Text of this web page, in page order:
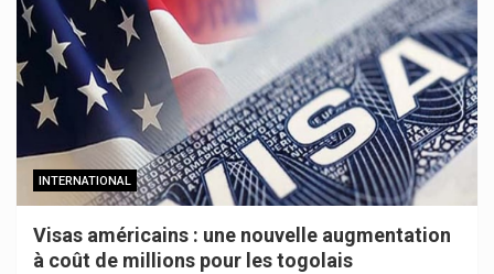
INTERNATIONAL
Visas américains : une nouvelle augmentation
à coût de millions pour les togolais